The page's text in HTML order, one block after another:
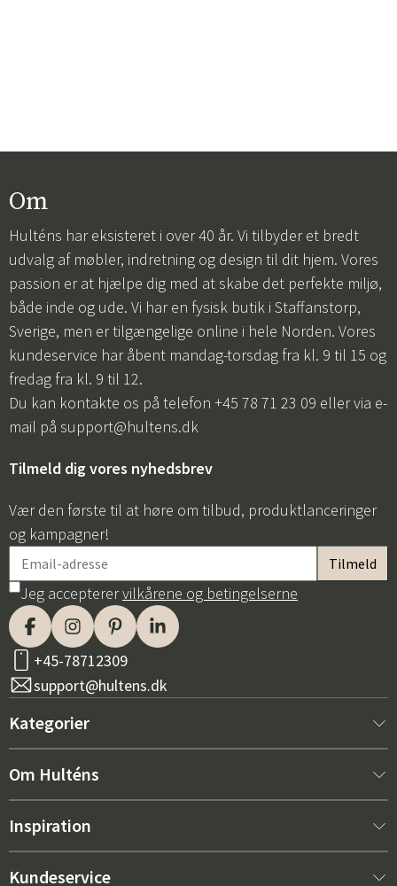
Om
Hulténs har eksisteret i over 40 år. Vi tilbyder et bredt
udvalg af møbler, indretning og design til dit hjem. Vores
passion er at hjælpe dig med at skabe det perfekte miljø,
både inde og ude. Vi har en fysisk butik i Staffanstorp,
Sverige, men er tilgængelige online i hele Norden. Vores
kundeservice har åbent mandag-torsdag fra kl. 9 til 15 og
fredag fra kl. 9 til 12.
Du kan kontakte os på telefon +45 78 71 23 09 eller via e-
mail på support@hultens.dk
Tilmeld dig vores nyhedsbrev
Vær den første til at høre om tilbud, produktlanceringer
og kampagner!
Jeg accepterervilkårene og betingelserne
+45-78712309
support@hultens.dk
Kategorier
Nyt hos os
Indretning
Om Hulténs
Om Hulténs
Inspiration
Bestsellere
Kundeservice